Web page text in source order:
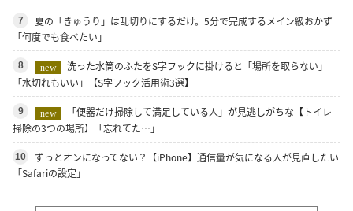
7
夏の「きゅうり」は乱切りにするだけ。5分で完成するメイン級おかず
「何度でも食べたい」
8 new
洗った水筒のふたをS字フックに掛けると「場所を取らない」
「水切れもいい」【S字フック活用術3選】
9 new
「便器だけ掃除して満足している人」が見逃しがちな【トイレ
掃除の3つの場所】「忘れてた…」
10
ずっとオンになってない？【iPhone】通信量が気になる人が見直したい
「Safariの設定」